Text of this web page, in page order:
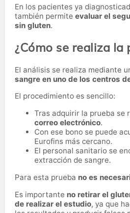
En los pacientes ya
también permite evaluar el
sin gluten.
¿Cómo se realiza la
El análisis se realiza mediante
sangre en uno de los centros
El procedimiento es sencillo:
Tras adquirir la prueba se
correo electrónico.
Con ese bono se puede
Eurofins más cercano.
El personal sanitario se
extracción de sangre.
Para esta prueba no es
Es importante no retirar el
de realizar el estudio, ya que